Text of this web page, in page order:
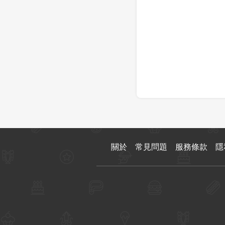
關於 常見問題 服務條款